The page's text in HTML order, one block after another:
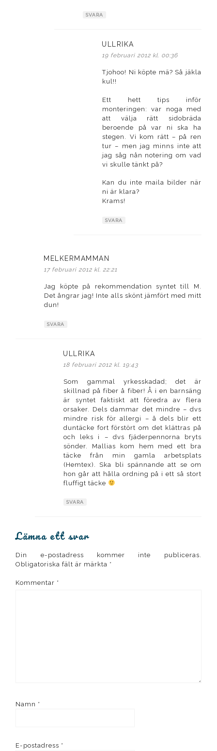
SVARA
ULLRIKA
19 februari 2012 kl. 00:36
Tjohoo! Ni köpte mä? Så jäkla
kul!!
Ett hett tips inför
monteringen: var noga med
att välja rätt sidobräda
beroende på var ni ska ha
stegen. Vi kom rätt – på ren
tur – men jag minns inte att
jag såg nån notering om vad
vi skulle tänkt på?
Kan du inte maila bilder när
ni är klara?
Krams!
SVARA
MELKERMAMMAN
17 februari 2012 kl. 22:21
Jag köpte på rekommendation syntet till M.
Det ångrar jag! Inte alls skönt jämfört med mitt
dun!
SVARA
ULLRIKA
18 februari 2012 kl. 19:43
Som gammal yrkesskadad; det är
skillnad på fiber å fiber! Å i en barnsäng
är syntet faktiskt att föredra av flera
orsaker. Dels dammar det mindre – dvs
mindre risk för allergi – å dels blir ett
duntäcke fort förstört om det klättras på
och leks i – dvs fjäderpennorna bryts
sönder. Mallias kom hem med ett bra
täcke från min gamla arbetsplats
(Hemtex). Ska bli spännande att se om
hon går att hålla ordning på i ett så stort
fluffigt täcke
SVARA
Lämna ett svar
Din e-postadress kommer inte publiceras.
Obligatoriska fält är märkta *
Kommentar *
Namn *
E-postadress *